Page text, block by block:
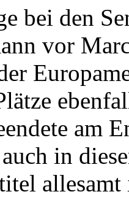
bei den
vor
am
in